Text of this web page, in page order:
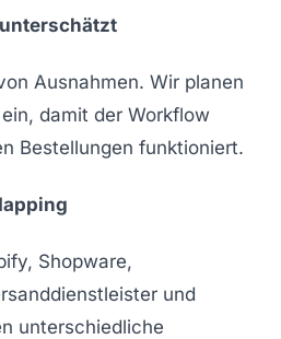
Ausnahmen. Wir planen
damit der Workflow
Bestellungen funktioniert.
Shopware,
und
unterschiedliche